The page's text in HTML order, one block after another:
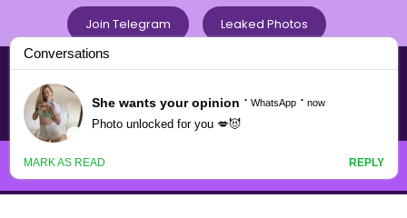
to
content
Join Telegram Leaked Photos
Chavat Marathi .com
नवनवीन मराठी चावटपणाचा
Menu